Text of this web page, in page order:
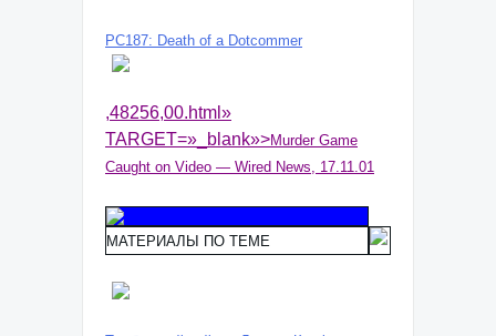
PC187: Death of a Dotcommer
,48256,00.html»
TARGET=»_blank»>Murder Game
Caught on Video — Wired News, 17.11.01
МАТЕРИАЛЫ ПО ТЕМЕ